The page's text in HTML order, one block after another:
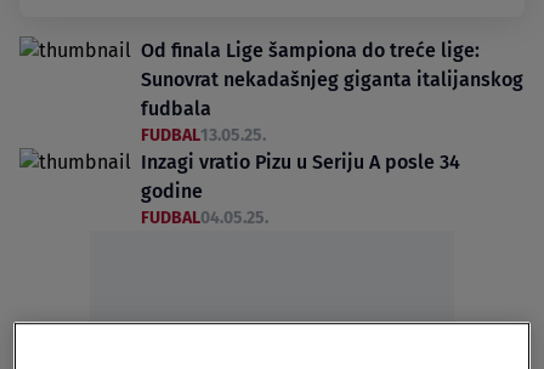
Od finala Lige šampiona do treće lige:
Sunovrat nekadašnjeg giganta italijanskog
fudbala
FUDBAL13.05.25.
Inzagi vratio Pizu u Seriju A posle 34
godine
FUDBAL04.05.25.